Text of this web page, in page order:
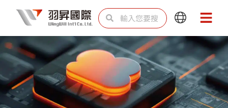
主
要
內
搜
尋 尋
Main
Menu
Main
Menu